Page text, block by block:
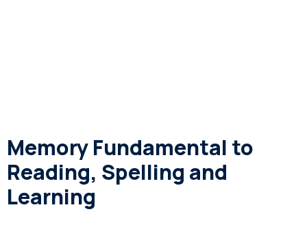
Memory Fundamental to
Reading, Spelling and
Learning